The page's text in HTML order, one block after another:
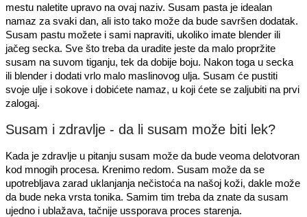
mestu naletite upravo na ovaj naziv. Susam pasta je idealan
namaz za svaki dan, ali isto tako može da bude savršen dodatak.
Susam pastu možete i sami napraviti, ukoliko imate blender ili
jačeg secka. Sve što treba da uradite jeste da malo propržite
susam na suvom tiganju, tek da dobije boju. Nakon toga u secka
ili blender i dodati vrlo malo maslinovog ulja. Susam će pustiti
svoje ulje i sokove i dobićete namaz, u koji ćete se zaljubiti na prvi
zalogaj.
Susam i zdravlje - da li susam može biti lek?
Kada je zdravlje u pitanju susam može da bude veoma delotvoran
kod mnogih procesa. Krenimo redom. Susam može da se
upotrebljava zarad uklanjanja nečistoća na našoj koži, dakle može
da bude neka vrsta tonika. Samim tim treba da znate da susam
ujedno i ublažava, tačnije ussporava proces starenja.